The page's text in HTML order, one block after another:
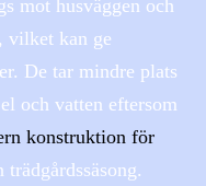
mot husväggen och
vilket kan ge
De tar mindre plats
och vatten eftersom
konstruktion för